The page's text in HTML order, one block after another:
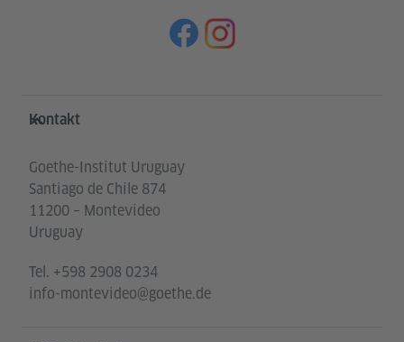
Service- und Informationsbereich
Kontakt
Goethe-Institut Uruguay
Santiago de Chile 874
11200 – Montevideo
Uruguay
Tel. +598 2908 0234
info-montevideo@goethe.de